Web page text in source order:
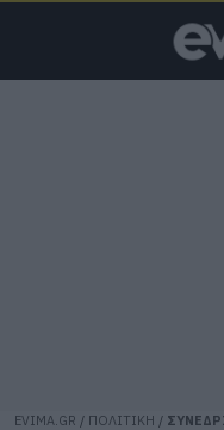
EVIMA.GR / ΠΟΛΙΤΙΚΗ /